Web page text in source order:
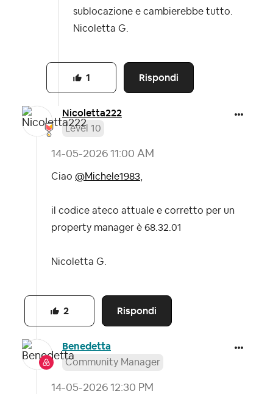
sublocazione e cambierebbe tutto.
Nicoletta G.
Rispondi
1
Nicoletta222
Level 10
‎14-05-2026 11:00 AM
Ciao @Michele1983
il codice ateco attuale e corretto per un
property manager è 68.32.01
Nicoletta G.
Rispondi
2
Benedetta
Community Manager
‎14-05-2026 12:30 PM